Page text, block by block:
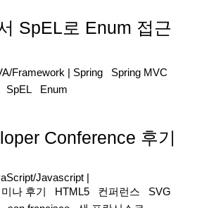
SpEL로 Enum 접근
Framework | Spring
Spring MVC
SpEL Enum
Conference 후기
Javascript |
나 후기 HTML5 컨퍼런스
SVG